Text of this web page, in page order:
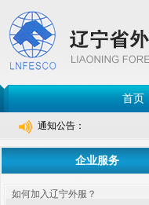
首页
通知公告：
企业服务
如何加入辽宁外服？